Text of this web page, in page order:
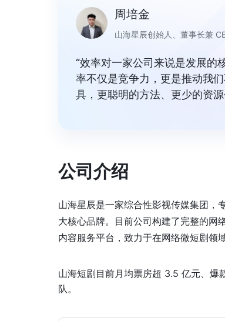
周培金
山海星辰创始人、董事长兼
“效率对一家公司来说是发展的
率不仅是竞争力，更是推动我
具，更聪明的方法、更少的资
公司介绍
山海星辰是一家综合性影视传媒集团，
大核心品牌。目前公司构建了完整的网
内容服务平台，致力于在网络微短剧领
山海短剧目前月均票房超 3.5 亿元、
队。